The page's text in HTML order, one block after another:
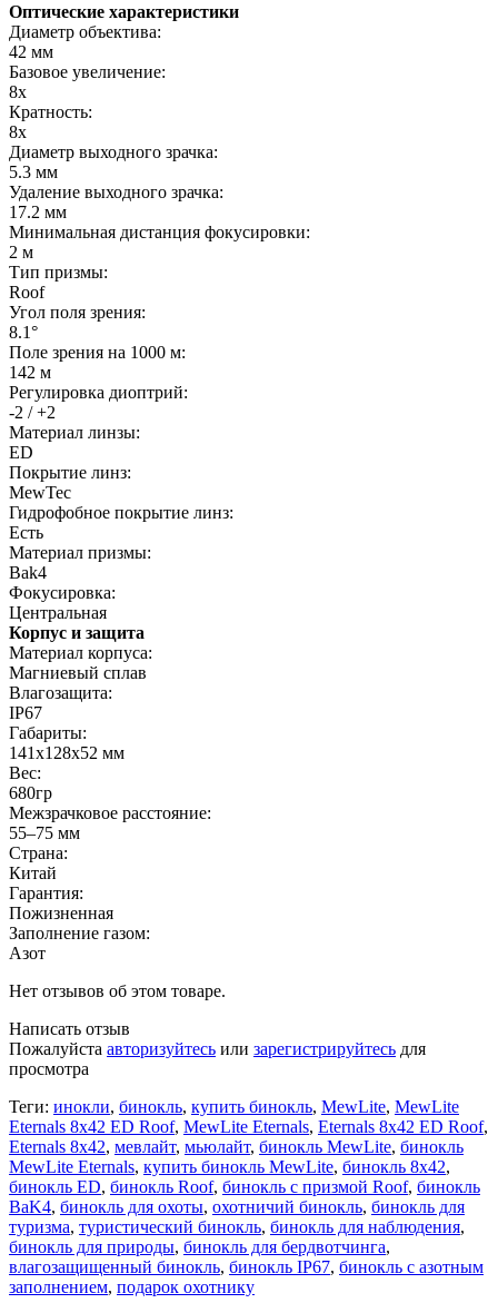
Оптические характеристики
Диаметр объектива:
42 мм
Базовое увеличение:
8x
Кратность:
8x
Диаметр выходного зрачка:
5.3 мм
Удаление выходного зрачка:
17.2 мм
Минимальная дистанция фокусировки:
2 м
Тип призмы:
Roof
Угол поля зрения:
8.1°
Поле зрения на 1000 м:
142 м
Регулировка диоптрий:
-2 / +2
Материал линзы:
ED
Покрытие линз:
MewTec
Гидрофобное покрытие линз:
Есть
Материал призмы:
Bak4
Фокусировка:
Центральная
Корпус и защита
Материал корпуса:
Магниевый сплав
Влагозащита:
IP67
Габариты:
141х128х52 мм
Вес:
680гр
Межзрачковое расстояние:
55–75 мм
Страна:
Китай
Гарантия:
Пожизненная
Заполнение газом:
Азот
Нет отзывов об этом товаре.
Написать отзыв
Пожалуйста авторизуйтесь или зарегистрируйтесь для
просмотра
Теги: инокли, бинокль, купить бинокль, MewLite, MewLite
Eternals 8x42 ED Roof, MewLite Eternals, Eternals 8x42 ED Roof,
Eternals 8x42, мевлайт, мьюлайт, бинокль MewLite, бинокль
MewLite Eternals, купить бинокль MewLite, бинокль 8x42,
бинокль ED, бинокль Roof, бинокль с призмой Roof, бинокль
BaK4, бинокль для охоты, охотничий бинокль, бинокль для
туризма, туристический бинокль, бинокль для наблюдения,
бинокль для природы, бинокль для бердвотчинга,
влагозащищенный бинокль, бинокль IP67, бинокль с азотным
заполнением, подарок охотнику